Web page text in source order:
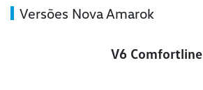
Versões Nova Amarok
V6 Comfortline